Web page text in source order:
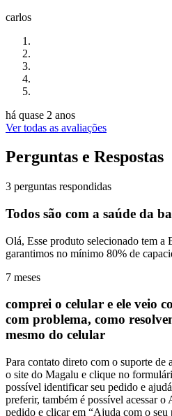
carlos
há quase 2 anos
Ver todas as avaliações
Perguntas e Respostas
3 perguntas respondidas
Todos são com a saúde da
Olá, Esse produto selecionado tem a
garantimos no mínimo 80% de
7 meses
comprei o celular e ele veio
com problema, como
mesmo do celular
Para contato direto com o suporte de
o site do Magalu e clique no
possível identificar seu pedido e
preferir, também é possível acessar
pedido e clicar em “Ajuda com o seu